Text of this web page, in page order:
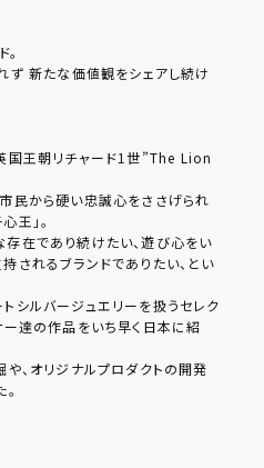
ず 新たな価値観をシェアし続け
国王朝リチャード1世”The Lion
民から硬い忠誠心をささげられ
王」。
在であり続けたい、遊び心をい
されるブランドでありたい、とい
シルバージュエリーを扱うセレク
ー達の作品をいち早く日本に紹
や、オリジナルプロダクトの開発